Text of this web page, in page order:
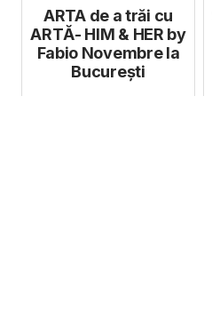
ARTA de a trăi cu
ARTĂ- HIM & HER by
Fabio Novembre la
București